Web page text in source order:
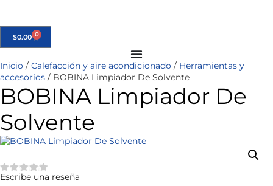
$0.00 0
Inicio / Calefacción y aire acondicionado / Herramientas y
accesorios / BOBINA Limpiador De Solvente
BOBINA Limpiador De
Solvente
★★★★★
Escribe una reseña